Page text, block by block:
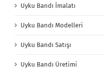
Uyku Bandı İmalatı
Uyku Bandı Modelleri
Uyku Bandı Satışı
Uyku Bandı Üretimi